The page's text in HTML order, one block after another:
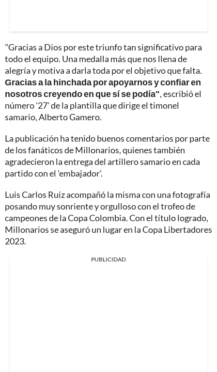
"Gracias a Dios por este triunfo tan significativo para
todo el equipo. Una medalla más que nos llena de
alegría y motiva a darla toda por el objetivo que falta.
Gracias a la hinchada por apoyarnos y confiar en
nosotros creyendo en que sí se podía", escribió el
número '27' de la plantilla que dirige el timonel
samario, Alberto Gamero.
La publicación ha tenido buenos comentarios por parte
de los fanáticos de Millonarios, quienes también
agradecieron la entrega del artillero samario en cada
partido con el 'embajador'.
Luis Carlos Ruiz acompañó la misma con una fotografía
posando muy sonriente y orgulloso con el trofeo de
campeones de la Copa Colombia. Con el título logrado,
Millonarios se aseguró un lugar en la Copa Libertadores
2023.
PUBLICIDAD